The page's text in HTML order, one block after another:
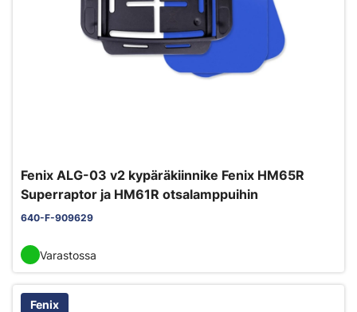
Fenix ALG-03 v2 kypäräkiinnike Fenix HM65R
Superraptor ja HM61R otsalamppuihin
640-F-909629
Varastossa
Fenix